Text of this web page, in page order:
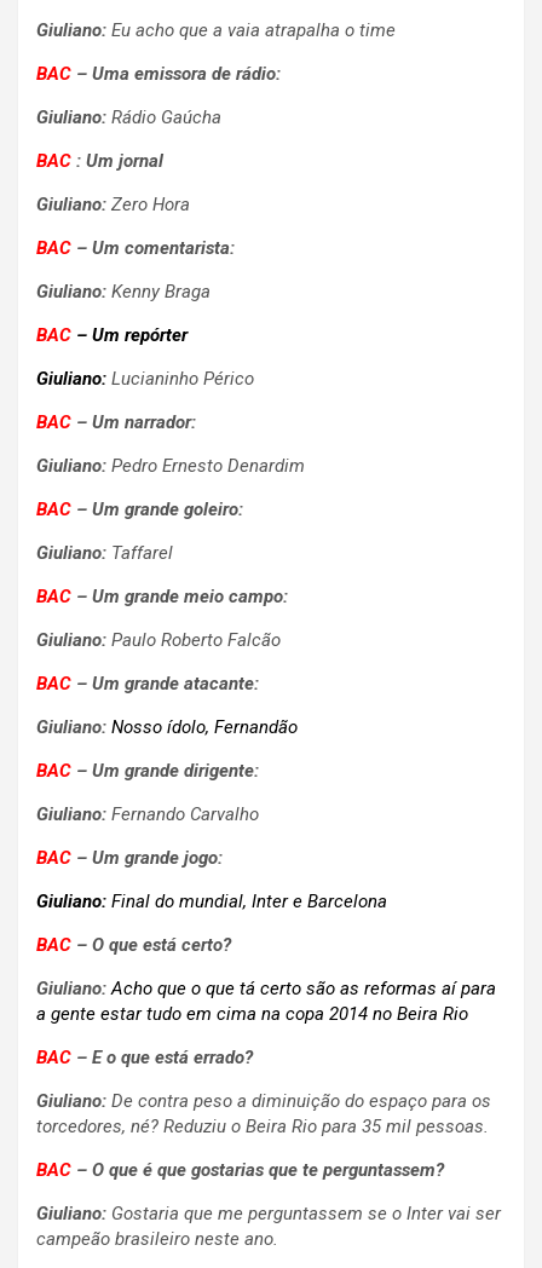
Giuliano: Eu acho que a vaia atrapalha o time
BAC – Uma emissora de rádio:
Giuliano: Rádio Gaúcha
BAC : Um jornal
Giuliano: Zero Hora
BAC – Um comentarista:
Giuliano: Kenny Braga
BAC – Um repórter
Giuliano: Lucianinho Périco
BAC – Um narrador:
Giuliano: Pedro Ernesto Denardim
BAC – Um grande goleiro:
Giuliano: Taffarel
BAC – Um grande meio campo:
Giuliano: Paulo Roberto Falcão
BAC – Um grande atacante:
Giuliano: Nosso ídolo, Fernandão
BAC – Um grande dirigente:
Giuliano: Fernando Carvalho
BAC – Um grande jogo:
Giuliano: Final do mundial, Inter e Barcelona
BAC – O que está certo?
Giuliano:Acho que o que tá certo são as reformas aí para
a gente estar tudo em cima na copa 2014 no Beira Rio
BAC – E o que está errado?
Giuliano: De contra peso a diminuição do espaço para os
torcedores, né? Reduziu o Beira Rio para 35 mil pessoas.
BAC – O que é que gostarias que te perguntassem?
Giuliano: Gostaria que me perguntassem se o Inter vai ser
campeão brasileiro neste ano.